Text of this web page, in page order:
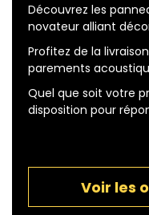
Découvrez les
novateur alliant
Profitez de la
parements
Quel que soit votre
disposition pour
Voir les